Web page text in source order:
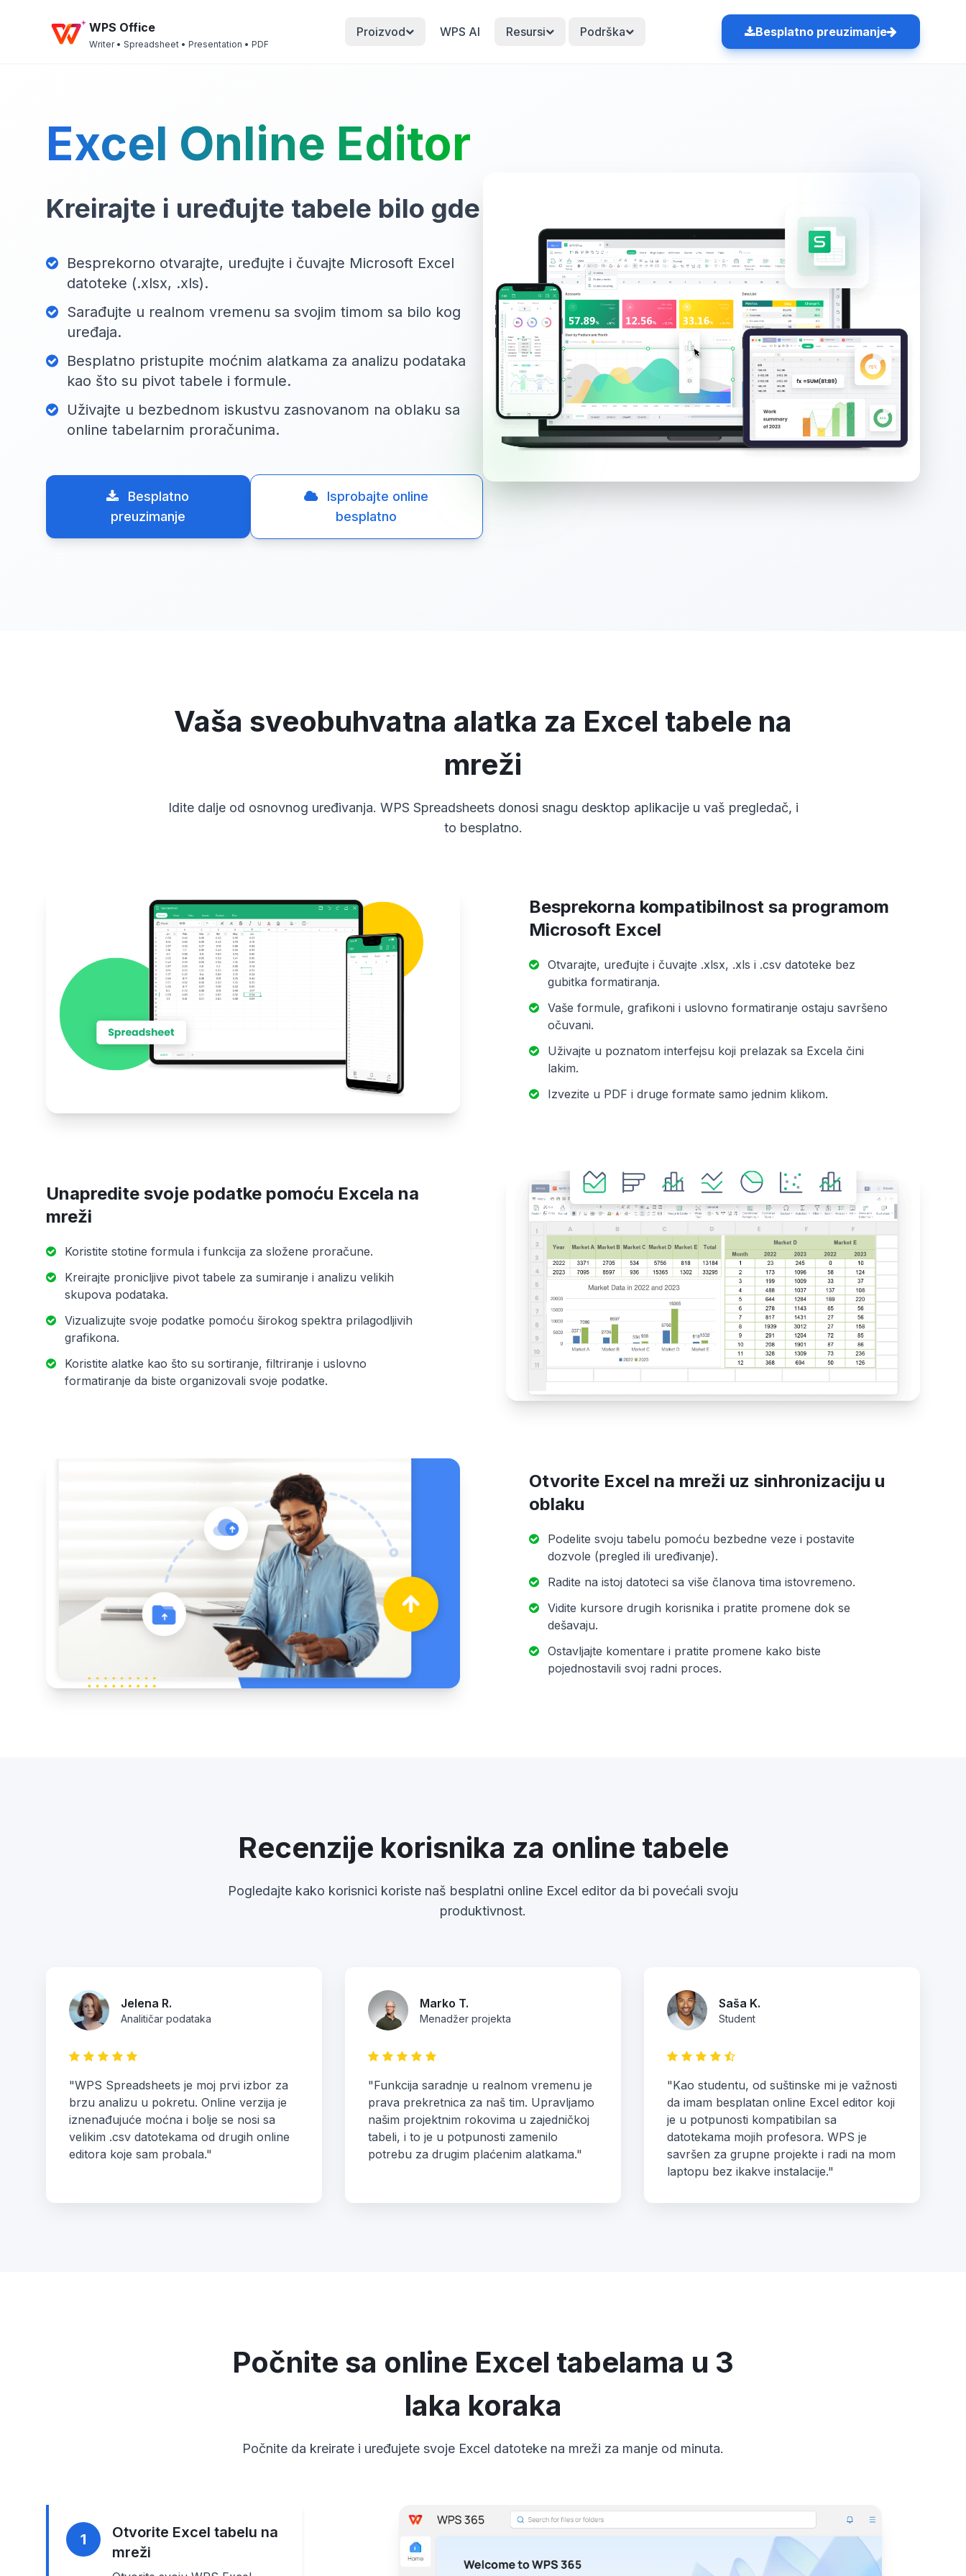
WPS Office
Writer • Spreadsheet • Presentation • PDF
Proizvod WPS AI Resursi Podrška Besplatno preuzimanje
Excel Online Editor
Kreirajte i uređujte tabele bilo gde
Besprekorno otvarajte, uređujte i čuvajte Microsoft Excel
datoteke (.xlsx, .xls).
Sarađujte u realnom vremenu sa svojim timom sa bilo kog
uređaja.
Besplatno pristupite moćnim alatkama za analizu podataka
kao što su pivot tabele i formule.
Uživajte u bezbednom iskustvu zasnovanom na oblaku sa
online tabelarnim proračunima.
Besplatno
preuzimanje
Isprobajte online
besplatno
Vaša sveobuhvatna alatka za Excel tabele na
mreži
Idite dalje od osnovnog uređivanja. WPS Spreadsheets donosi snagu desktop aplikacije u vaš pregledač, i
to besplatno.
Besprekorna kompatibilnost sa programom
Microsoft Excel
Otvarajte, uređujte i čuvajte .xlsx, .xls i .csv datoteke bez
gubitka formatiranja.
Vaše formule, grafikoni i uslovno formatiranje ostaju savršeno
očuvani.
Uživajte u poznatom interfejsu koji prelazak sa Excela čini
lakim.
Izvezite u PDF i druge formate samo jednim klikom.
Unapredite svoje podatke pomoću Excela na
mreži
Koristite stotine formula i funkcija za složene proračune.
Kreirajte pronicljive pivot tabele za sumiranje i analizu velikih
skupova podataka.
Vizualizujte svoje podatke pomoću širokog spektra prilagodljivih
grafikona.
Koristite alatke kao što su sortiranje, filtriranje i uslovno
formatiranje da biste organizovali svoje podatke.
Otvorite Excel na mreži uz sinhronizaciju u
oblaku
Podelite svoju tabelu pomoću bezbedne veze i postavite
dozvole (pregled ili uređivanje).
Radite na istoj datoteci sa više članova tima istovremeno.
Vidite kursore drugih korisnika i pratite promene dok se
dešavaju.
Ostavljajte komentare i pratite promene kako biste
pojednostavili svoj radni proces.
Recenzije korisnika za online tabele
Pogledajte kako korisnici koriste naš besplatni online Excel editor da bi povećali svoju
produktivnost.
Jelena R.
Analitičar podataka
"WPS Spreadsheets je moj prvi izbor za
brzu analizu u pokretu. Online verzija je
iznenađujuće moćna i bolje se nosi sa
velikim .csv datotekama od drugih online
editora koje sam probala."
Marko T.
Menadžer projekta
"Funkcija saradnje u realnom vremenu je
prava prekretnica za naš tim. Upravljamo
našim projektnim rokovima u zajedničkoj
tabeli, i to je u potpunosti zamenilo
potrebu za drugim plaćenim alatkama."
Saša K.
Student
"Kao studentu, od suštinske mi je važnosti
da imam besplatan online Excel editor koji
je u potpunosti kompatibilan sa
datotekama mojih profesora. WPS je
savršen za grupne projekte i radi na mom
laptopu bez ikakve instalacije."
Počnite sa online Excel tabelama u 3
laka koraka
Počnite da kreirate i uređujete svoje Excel datoteke na mreži za manje od minuta.
1
Otvorite Excel tabelu na
mreži